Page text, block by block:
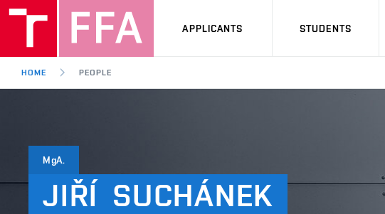
APPLICANTS STUDENTS
HOME PEOPLE
MgA.
JIŘÍ SUCHÁNEK